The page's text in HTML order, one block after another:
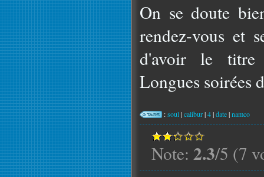
On se doute
rendez-vous et
d'avoir le titre
Longues soirées
:soul|calibur|4|date|namco
Note: 2.3/5 (7